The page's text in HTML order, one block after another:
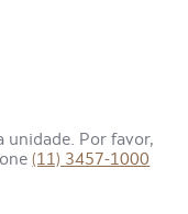
unidade. Por favor,
(11) 3457-1000